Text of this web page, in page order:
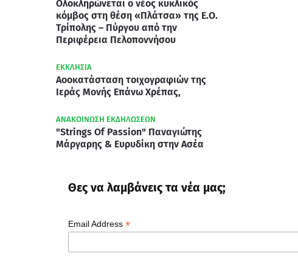
Ολοκληρώνεται ο νέος κυκλικός
κόμβος στη θέση «Πλάτσα» της Ε.Ο.
Τρίπολης – Πύργου από την
Περιφέρεια Πελοποννήσου
ΕΚΚΛΗΣΙΑ
Αοοκατάσταση τοιχογραφιών της
Ιεράς Μονής Επάνω Χρέπας,
ΑΝΑΚΟΙΝΩΣΗ ΕΚΔΗΛΩΣΕΩΝ
"Strings Of Passion" Παναγιώτης
Μάργαρης & Ευρυδίκη στην Ασέα
Θες να λαμβάνεις τα νέα μας;
Email Address *